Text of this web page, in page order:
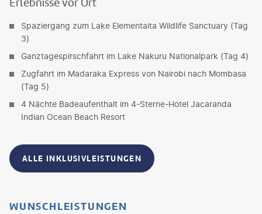
Spaziergang zum Lake Elementaita Wildlife Sanctuary (Tag
3)
Ganztagespirschfahrt im Lake Nakuru Nationalpark (Tag 4)
Zugfahrt im Madaraka Express von Nairobi nach Mombasa
(Tag 5)
4 Nächte Badeaufenthalt im 4-Sterne-Hotel Jacaranda
Indian Ocean Beach Resort
ALLE INKLUSIVLEISTUNGEN
WUNSCHLEISTUNGEN